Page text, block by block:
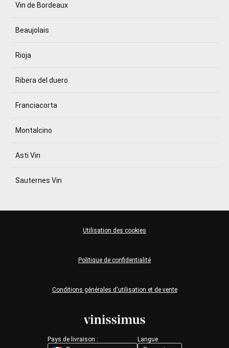
Vin de Bordeaux
Beaujolais
Rioja
Ribera del duero
Franciacorta
Montalcino
Asti Vin
Sauternes Vin
Pays de livraison : Langue
Conditions générales d'utilisation et de vente
Politique de confidentialité
Utilisation des cookies